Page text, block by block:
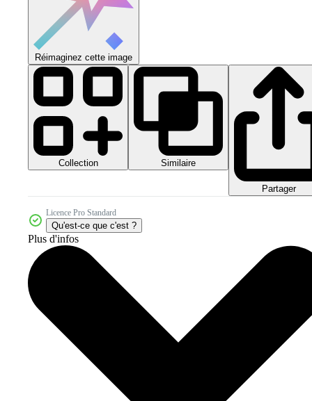
Réimaginez cette image
Collection Similaire
Partager
Licence Pro Standard
Qu'est-ce que c'est ?
Plus d'infos